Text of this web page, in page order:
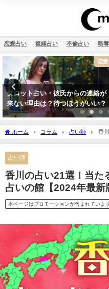
恋愛占い 復縁占い 不倫占い 略
恋愛
タロット占い・彼氏の浮気が心
配…浮気度診断でチェック！
ホーム コラム 占い師
香
占いの館【2024年最新版】
占い師
香川の占い21選！当た
占いの館【2024年最新
本ページはプロモーションが含まれていま